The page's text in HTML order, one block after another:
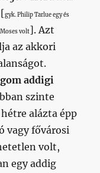
[gyk. Philip Tarlue egy és
volt]. Azt
az akkori
addigi
szinte
alázta épp
vagy fővárosi
volt,
egy addig